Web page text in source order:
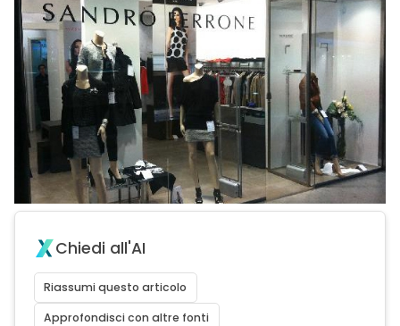
Chiedi all'AI
Riassumi questo articolo
Approfondisci con altre fonti